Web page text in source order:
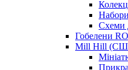
Схеми
Гобелени
Mill Hill